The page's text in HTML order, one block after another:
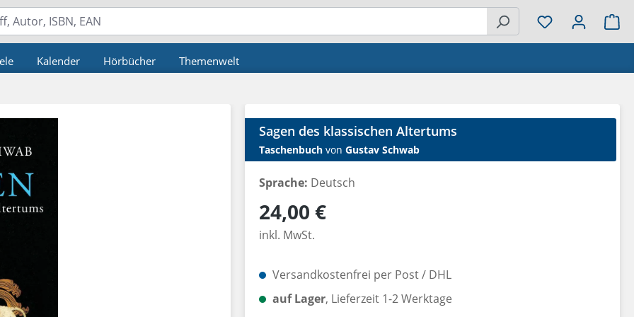
Kalender Hörbücher Themenwelt
Sagen des klassischen Altertums
Taschenbuch von Gustav Schwab
Sprache: Deutsch
Regulärer Preis:
24,00 €
inkl. MwSt.
Versandkostenfrei per Post / DHL
auf Lager, Lieferzeit 1-2 Werktage